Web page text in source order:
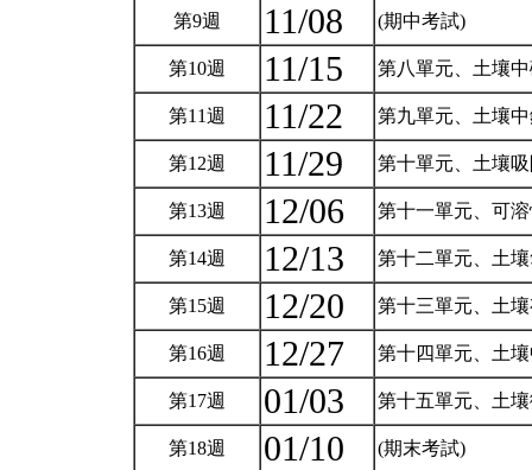
第9週 11/08 (期中考試)
第10週 11/15 第八單元、土壤
第11週 11/22 第九單元、土壤
第12週 11/29 第十單元、土壤
第13週 12/06 第十一單元、可
第14週 12/13 第十二單元、土
第15週 12/20 第十三單元、土
第16週 12/27 第十四單元、土
第17週 01/03 第十五單元、土
第18週 01/10 (期末考試)